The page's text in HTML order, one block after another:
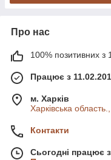
Про нас
100% позитивних з
Працює з
м. Харків
Харківська
Контакти
Сьогодні працює